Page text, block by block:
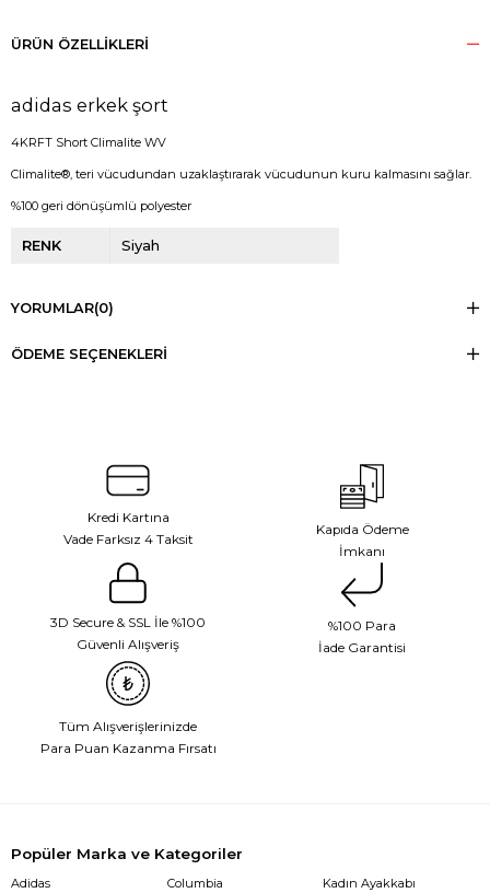
ÜRÜN ÖZELLIKLERI
adidas erkek şort
4KRFT Short Climalite WV
Climalite®, teri vücudundan uzaklaştırarak vücudunun kuru kalmasını sağlar.
%100 geri dönüşümlü polyester
RENK Siyah
YORUMLAR(0)
ÖDEME SEÇENEKLERI
Kredi Kartına
Vade Farksız 4 Taksit
Kapıda Ödeme
İmkanı
3D Secure & SSL İle %100
Güvenli Alışveriş
%100 Para
İade Garantisi
Tüm Alışverişlerinizde
Para Puan Kazanma Fırsatı
Popüler Marka ve Kategoriler
Adidas
Columbia
Kadın Ayakkabı